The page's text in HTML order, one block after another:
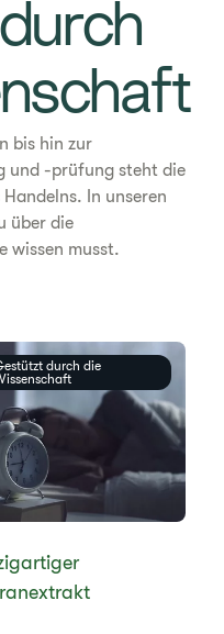
bis hin zur
und -prüfung steht die
In unseren
über die
wissen musst.
durch die